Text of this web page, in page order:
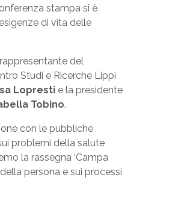
stampa si è
di vita delle
del
Studi e Ricerche Lippi
Lopresti e la presidente
Tobino.
con le pubbliche
problemi della salute
la rassegna ‘Campa
persona e sui processi